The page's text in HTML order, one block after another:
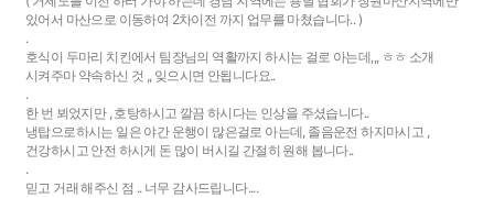
있어서 마산으로 이동하여 2차이전 까지 업무를 마쳤습니다.. )
.
호식이 두마리 치킨에서 팀장님의 역활까지 하시는 걸로 아는데,,, ㅎㅎ 소개
시켜주마 약속하신 것 ,, 잊으시면 안됩니다요..
.
한 번 뵈었지만 , 호탕하시고 깔끔 하시다는 인상을 주셨습니다..
냉탑으로하시는 일은 야간 운행이 많은걸로 아는데, 졸음운전 하지마시고 ,
건강하시고 안전 하시게 돈 많이 버시길 간절히 원해 봅니다..
.
믿고 거래 해주신 점 .. 너무 감사드립니다....